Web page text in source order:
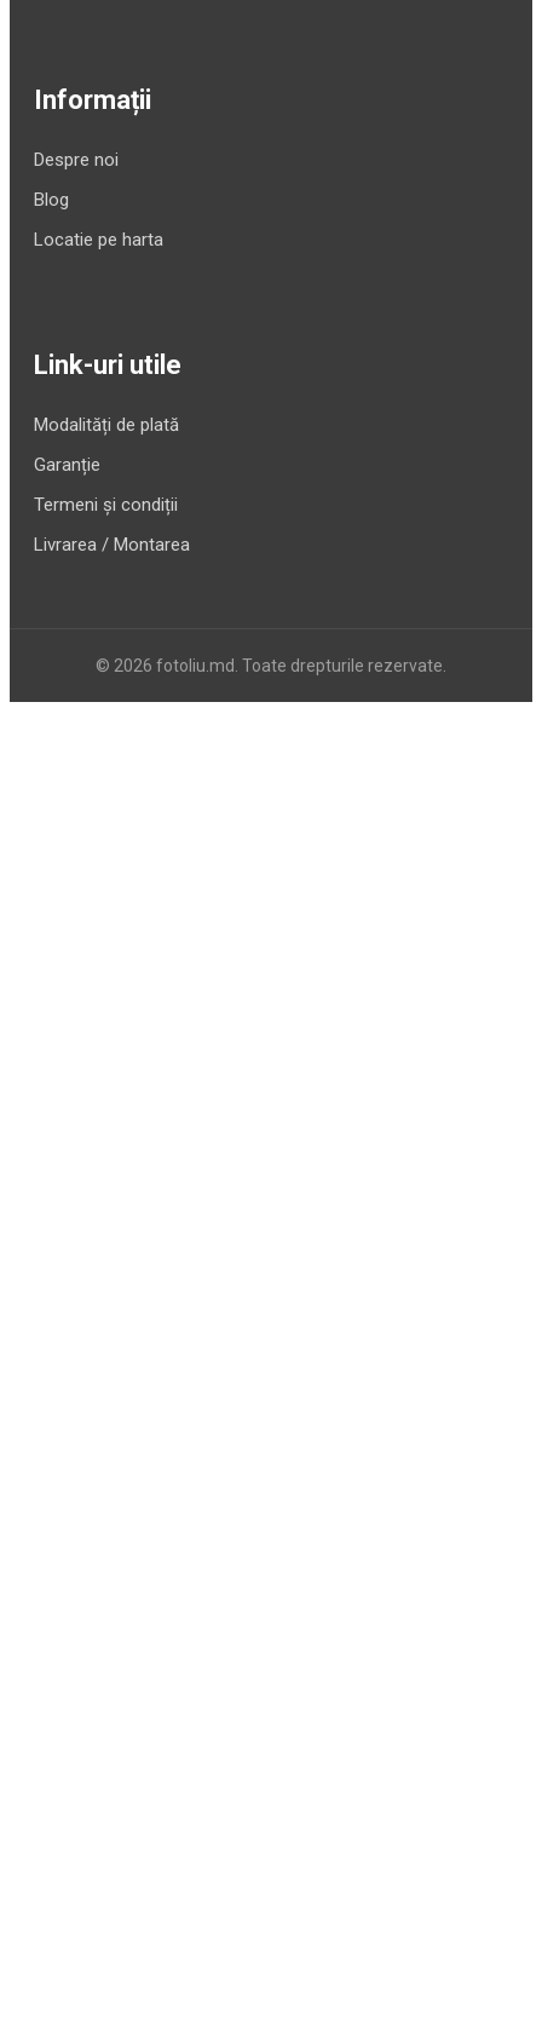
Informații
Despre noi
Blog
Locatie pe harta
Link-uri utile
Modalități de plată
Garanție
Termeni și condiții
Livrarea / Montarea
© 2026 fotoliu.md. Toate drepturile rezervate.